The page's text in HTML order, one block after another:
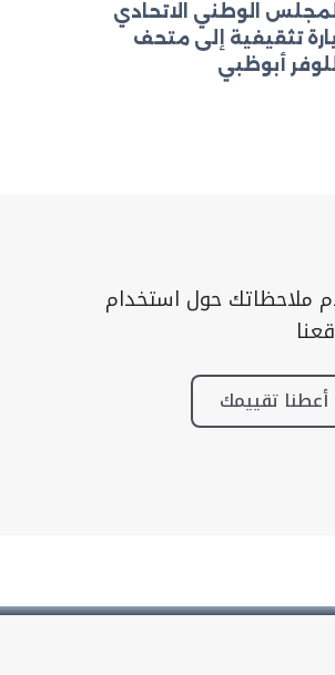
المجلس الوطني الاتحادي
تثقيفية إلى متحف
اللوفر أبوظبي
ملاحظاتك حول استخدام
أعطنا تقييمك